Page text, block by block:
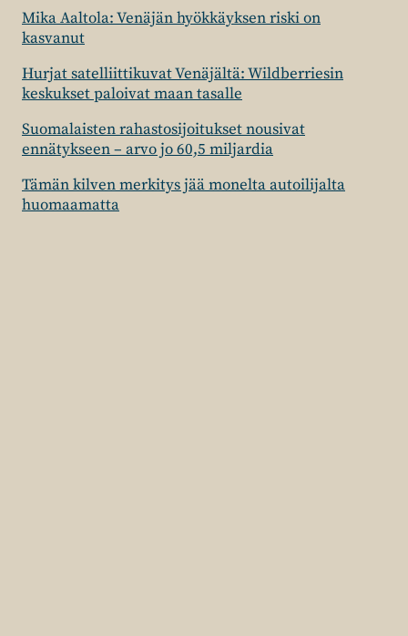
Mika Aaltola: Venäjän hyökkäyksen riski on
kasvanut
Hurjat satelliittikuvat Venäjältä: Wildberriesin
keskukset paloivat maan tasalle
Suomalaisten rahastosijoitukset nousivat
ennätykseen – arvo jo 60,5 miljardia
Tämän kilven merkitys jää monelta autoilijalta
huomaamatta